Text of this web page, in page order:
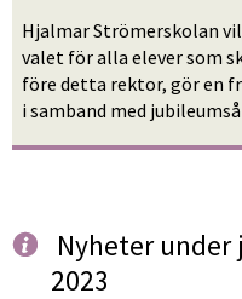
Hjalmar Strömerskolan
valet för alla elever som
före detta rektor, gör en
i samband med
Nyheter under
2023